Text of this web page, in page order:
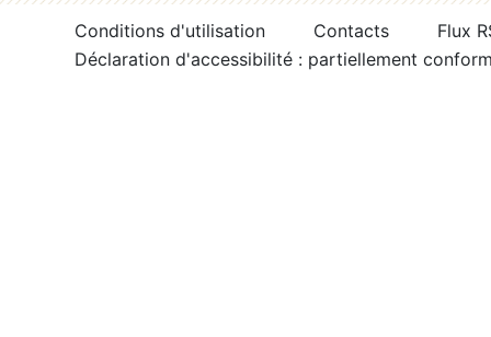
Conditions d'utilisation Contacts
Flux
Déclaration d'accessibilité : partiellement